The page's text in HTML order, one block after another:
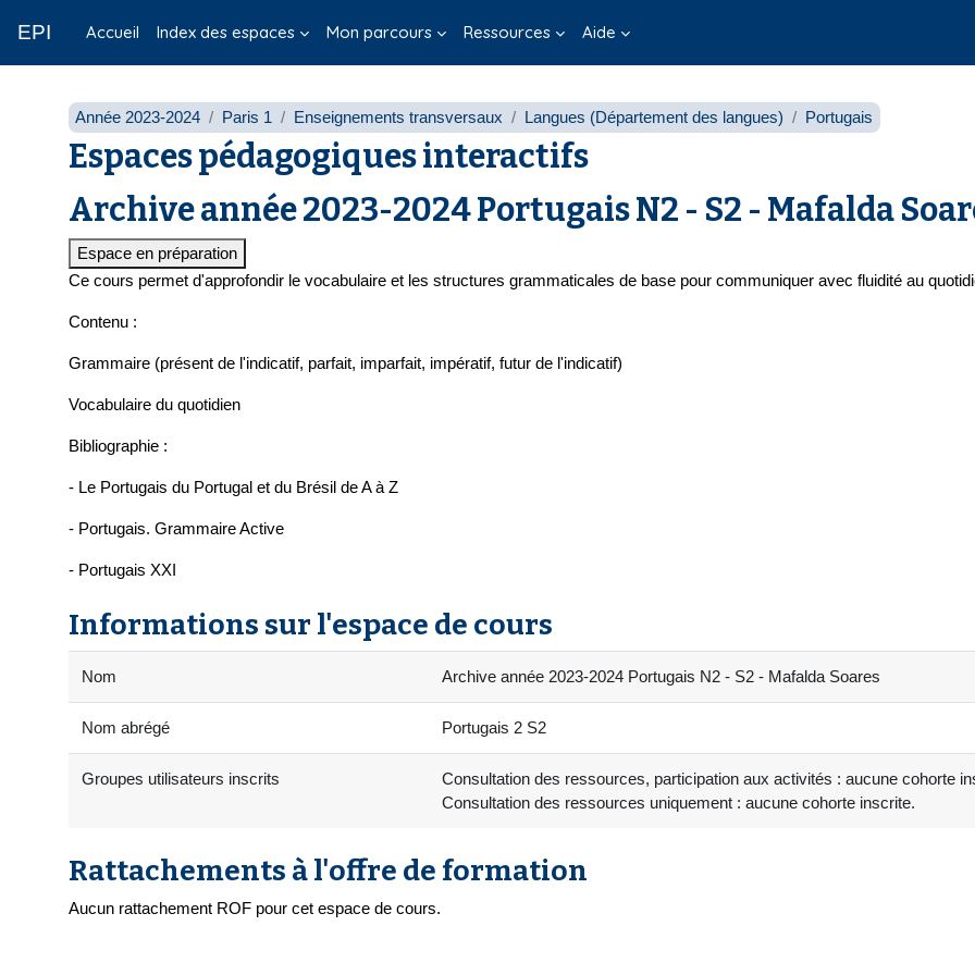
EPI Accueil Index des espaces Mon parcours Ressources Aide
Année 2023-2024 Paris 1 Enseignements transversaux Langues (Département des langues) Portugais
Espaces pédagogiques interactifs
Archive année 2023-2024 Portugais N2 - S2 - Mafalda
Espace en préparation
Ce cours permet d'approfondir le vocabulaire et les structures grammaticales de base pour communiquer avec fluidité au
Contenu :
Grammaire (présent de l'indicatif, parfait, imparfait, impératif, futur de l'indicatif)
Vocabulaire du quotidien
Bibliographie :
- Le Portugais du Portugal et du Brésil de A à Z
- Portugais. Grammaire Active
- Portugais XXI
Informations sur l'espace de cours
Nom Archive année 2023-2024 Portugais N2 - S2 - Mafalda Soares
Nom abrégé Portugais 2 S2
Groupes utilisateurs inscrits
Consultation des ressources, participation aux activités : aucune cohorte
Consultation des ressources uniquement : aucune cohorte inscrite.
Rattachements à l'offre de formation
Aucun rattachement ROF pour cet espace de cours.